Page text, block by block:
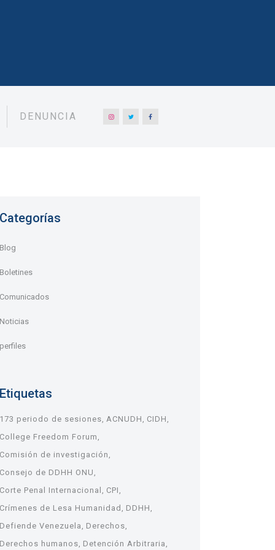
DENUNCIA
Categorías
Blog
Boletines
Comunicados
Noticias
perfiles
Etiquetas
173 periodo de sesiones ACNUDH
CIDH
College Freedom Forum
Comisión de investigación
Consejo de DDHH ONU
Corte Penal Internacional
CPI
Crímenes de Lesa Humanidad
DDHH
Defiende Venezuela
Derechos
Derechos humanos Detención Arbitraria